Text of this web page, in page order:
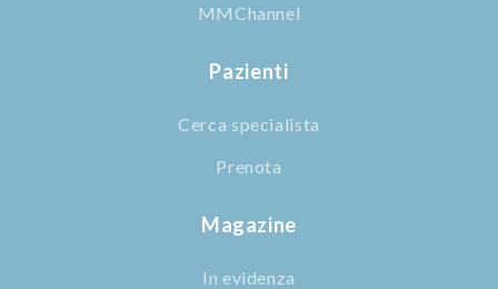
MMChannel
Pazienti
Cerca specialista
Prenota
Magazine
In evidenza